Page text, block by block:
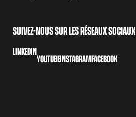
SUIVEZ-NOUS SUR LES RÉSEAUX SOCIAUX
LINKEDIN
YOUTUBEINSTAGRAMFACEBOOK